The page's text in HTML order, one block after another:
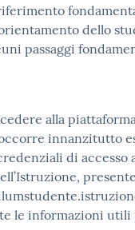
dello
passaggi
alla
innanzitutto
di accesso
le informazioni utili